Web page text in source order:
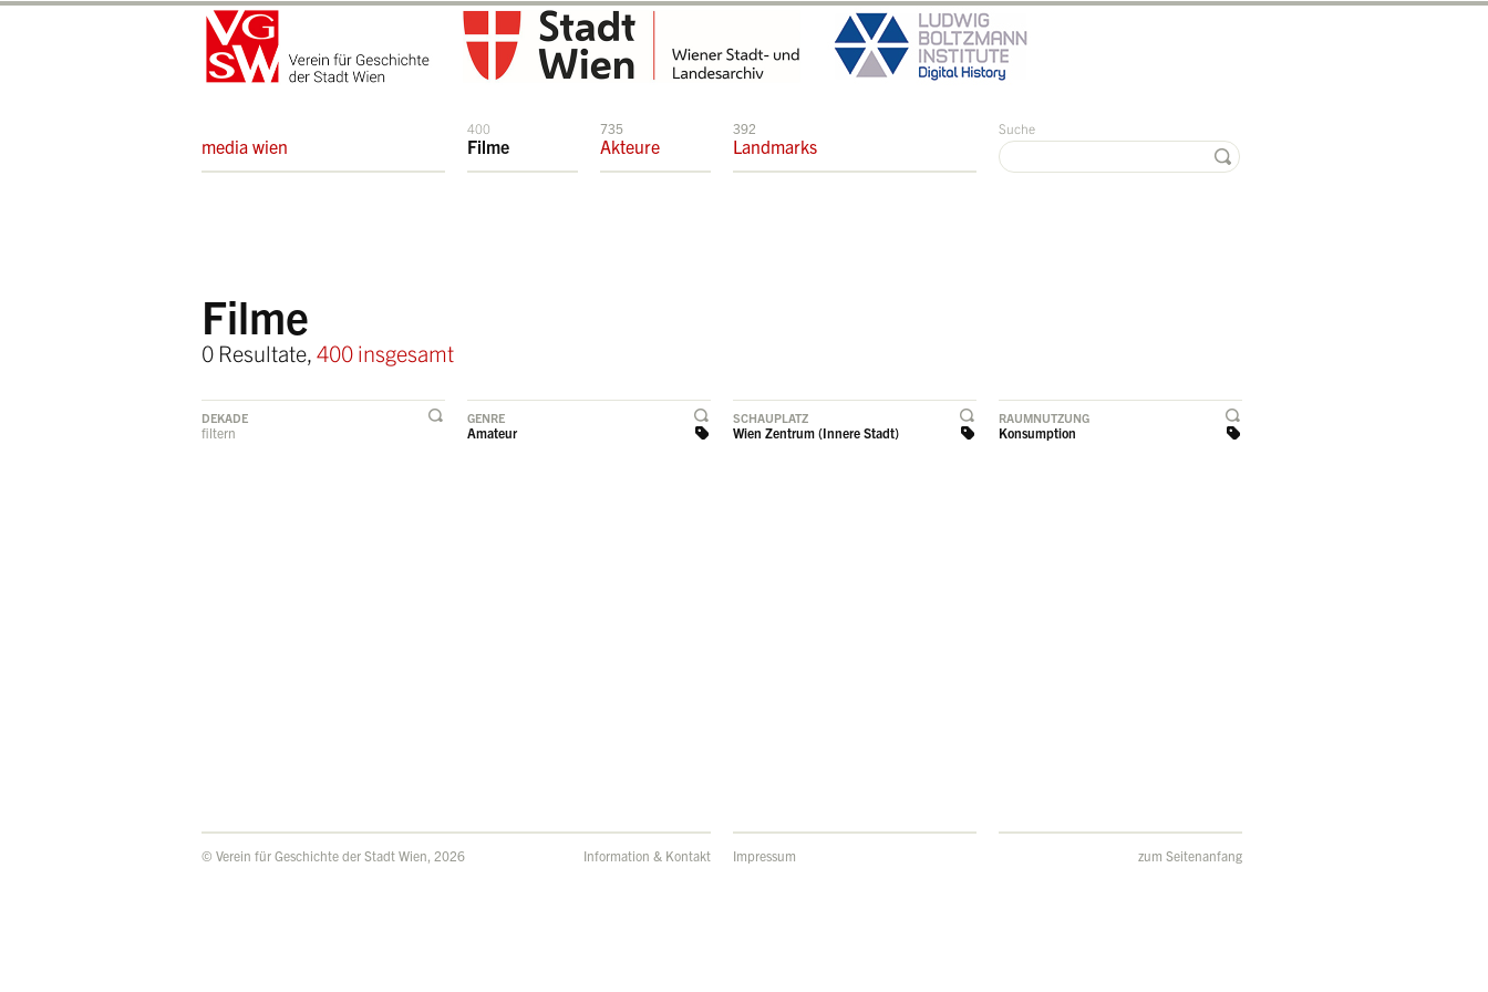
media wien
400
Filme
735
Akteure
392
Landmarks
Suche
Filme
0 Resultate, 400 insgesamt
DEKADE
filtern
GENRE
Amateur
SCHAUPLATZ
Wien Zentrum (Innere Stadt)
RAUMNUTZUNG
Konsumption
© Verein für Geschichte der Stadt Wien, 2026 Information & Kontakt Impressum zum Seitenanfang